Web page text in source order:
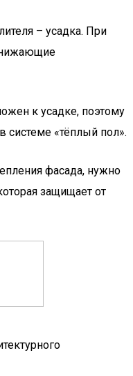
– усадка. При
к усадке, поэтому
системе «тёплый пол».
фасада, нужно
защищает от